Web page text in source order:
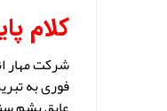
کلام
شرکت مهار
فوری به